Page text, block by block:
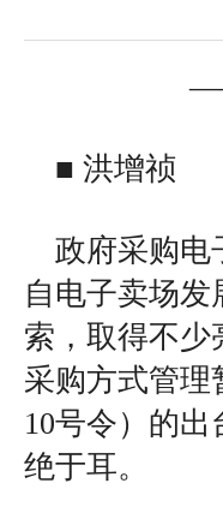
■ 洪增祯
政府采购电
自电子卖场
索，取得不少
采购方式管理
10号令）的
绝于耳。